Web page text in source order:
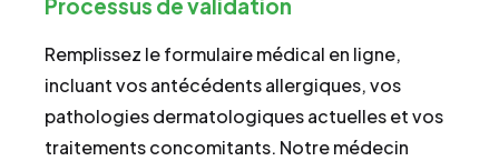
Processus de validation
Remplissez le formulaire médical en ligne,
incluant vos antécédents allergiques, vos
pathologies dermatologiques actuelles et vos
traitements concomitants. Notre médecin